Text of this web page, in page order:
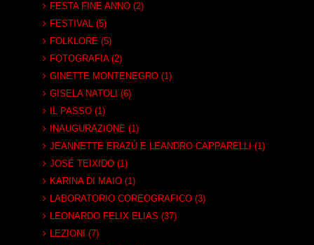
FESTA FINE ANNO (2)
FESTIVAL (5)
FOLKLORE (5)
FOTOGRAFIA (2)
GINETTE MONTENEGRO (1)
GISELA NATOLI (6)
IL PASSO (1)
INAUGURAZIONE (1)
JEANNETTE ERAZÚ E LEANDRO CAPPARELLI (1)
JOSÉ TEIXIDO (1)
KARINA DI MAIO (1)
LABORATORIO COREOGRAFICO (3)
LEONARDO FELIX ELIAS (37)
LEZIONI (7)